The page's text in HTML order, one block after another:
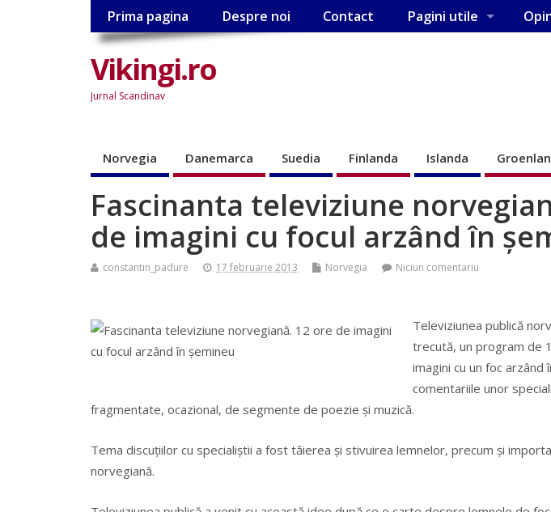
Prima pagina Despre noi Contact Pagini utile
Vikingi.ro
Jurnal Scandinav
Norvegia Danemarca Suedia Finlanda Islanda
Fascinanta televiziune
de imagini cu focul arzând în
constantin_padure 17 februarie 2013 Norvegia Niciun comentariu
Televiziunea publică
trecută, un program de
imagini cu un foc arzând
comentariile unor
fragmentate, ocazional, de segmente de poezie şi muzică.
Tema discuţiilor cu specialiştii a fost tăierea şi stivuirea lemnelor, precum şi
norvegiană.